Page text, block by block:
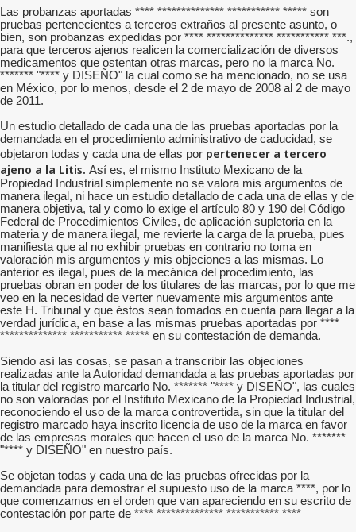
Las probanzas aportadas **** ************** *********** ***** son
pruebas pertenecientes a terceros extraños al presente asunto, o
bien, son probanzas expedidas por **** ************** *********** ***.,
para que terceros ajenos realicen la comercialización de diversos
medicamentos que ostentan otras marcas, pero no la marca No.
******* "**** y DISEÑO" la cual como se ha mencionado, no se usa
en México, por lo menos, desde el 2 de mayo de 2008 al 2 de mayo
de 2011.
Un estudio detallado de cada una de las pruebas aportadas por la
demandada en el procedimiento administrativo de caducidad, se
objetaron todas y cada una de ellas por pertenecer a tercero
ajeno a la Litis. Así es, el mismo Instituto Mexicano de la
Propiedad Industrial simplemente no se valora mis argumentos de
manera ilegal, ni hace un estudio detallado de cada una de ellas y de
manera objetiva, tal y como lo exige el artículo 80 y 190 del Código
Federal de Procedimientos Civiles, de aplicación supletoria en la
materia y de manera ilegal, me revierte la carga de la prueba, pues
manifiesta que al no exhibir pruebas en contrario no toma en
valoración mis argumentos y mis objeciones a las mismas. Lo
anterior es ilegal, pues de la mecánica del procedimiento, las
pruebas obran en poder de los titulares de las marcas, por lo que me
veo en la necesidad de verter nuevamente mis argumentos ante
este H. Tribunal y que éstos sean tomados en cuenta para llegar a la
verdad jurídica, en base a las mismas pruebas aportadas por ****
************** *********** ***** en su contestación de demanda.
Siendo así las cosas, se pasan a transcribir las objeciones
realizadas ante la Autoridad demandada a las pruebas aportadas por
la titular del registro marcarlo No. ******* "**** y DISEÑO", las cuales
no son valoradas por el Instituto Mexicano de la Propiedad Industrial,
reconociendo el uso de la marca controvertida, sin que la titular del
registro marcado haya inscrito licencia de uso de la marca en favor
de las empresas morales que hacen el uso de la marca No. *******
"**** y DISEÑO" en nuestro país.
Se objetan todas y cada una de las pruebas ofrecidas por la
demandada para demostrar el supuesto uso de la marca ****, por lo
que comenzamos en el orden que van apareciendo en su escrito de
contestación por parte de **** ************** *********** ****